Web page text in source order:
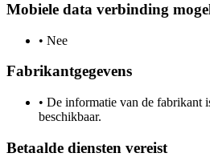
Mobiele data verbinding
• Nee
Fabrikantgegevens
• De informatie van de fabrikant
beschikbaar.
Betaalde diensten vereist